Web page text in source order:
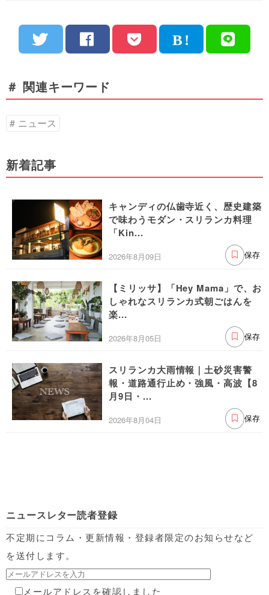
＃ 関連キーワード
ニュース
新着記事
キャンディの仏歯寺近く、歴史建築
で味わうモダン・スリランカ料理
「Kin...
2026年8月09日 保存
【ミリッサ】「Hey Mama」で、お
しゃれなスリランカ式朝ごはんを
楽...
2026年8月05日 保存
スリランカ大雨情報｜土砂災害警
報・道路通行止め・強風・高波【8
月9日・...
2026年8月04日 保存
ニュースレター読者登録
不定期にコラム・更新情報・登録者限定のお知らせなど
を送付します。
メールアドレスを確認しました